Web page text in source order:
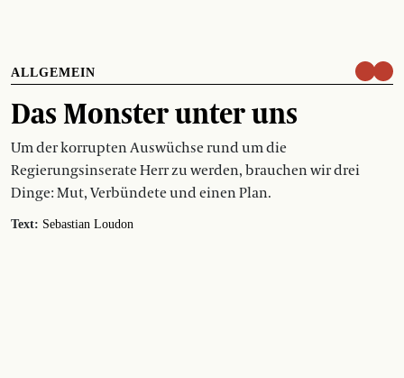
ALLGEMEIN
Das Monster unter uns
Um der korrupten Auswüchse rund um die
Regierungsinserate Herr zu werden, brauchen wir drei
Dinge: Mut, Verbündete und einen Plan.
Text: Sebastian Loudon